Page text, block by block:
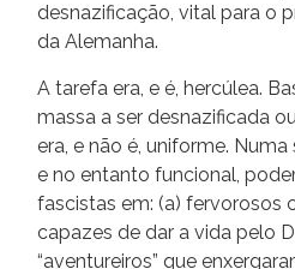
desnazificação, vital para o
da Alemanha.
A tarefa era, e é, hercúlea.
massa a ser desnazificada
era, e não é, uniforme.
e no entanto funcional,
fascistas em: (a) fervorosos
capazes de dar a vida pelo
“aventureiros” que